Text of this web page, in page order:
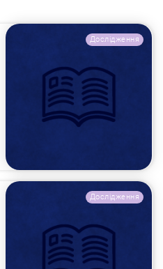
Дослідження
Дослідження